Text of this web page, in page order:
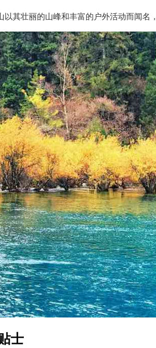
以其壮丽的山峰和丰富的户外活动而闻名
士